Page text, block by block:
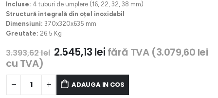
Incluse: 4 tuburi de umplere (16, 22, 32, 38 mm)
Structură integrală din oțel inoxidabil
Dimensiuni: 370x320x635 mm
Greutate: 26.5 Kg
3.393,62lei Prețul
fost:
3.393,62 lei.
2.545,13 leiPrețul
2.545,13 lei.
fără TVA (3.079,60 lei
cu TVA)
ADAUGA IN COS